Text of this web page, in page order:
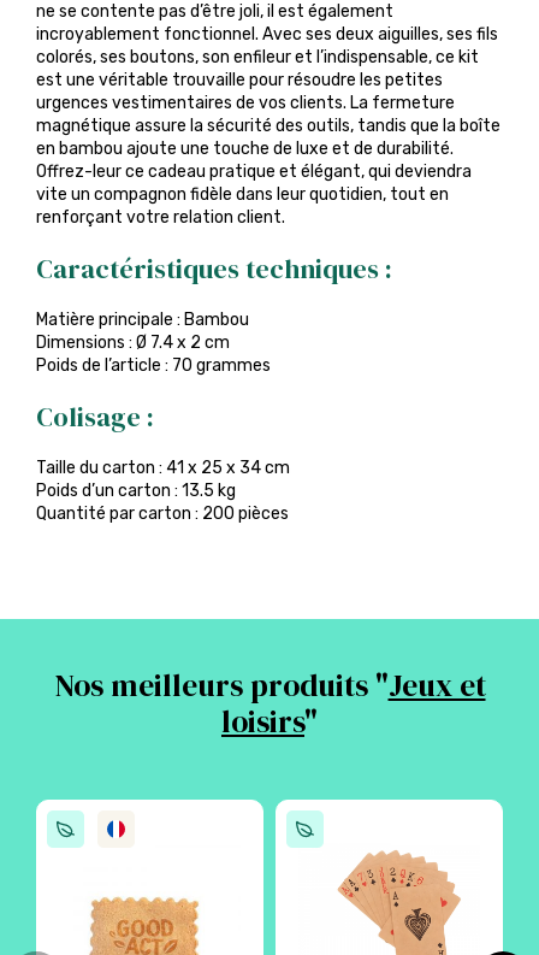
ne se contente pas d’être joli, il est également
incroyablement fonctionnel. Avec ses deux aiguilles, ses fils
colorés, ses boutons, son enfileur et l’indispensable, ce kit
est une véritable trouvaille pour résoudre les petites
urgences vestimentaires de vos clients. La fermeture
magnétique assure la sécurité des outils, tandis que la boîte
en bambou ajoute une touche de luxe et de durabilité.
Offrez-leur ce cadeau pratique et élégant, qui deviendra
vite un compagnon fidèle dans leur quotidien, tout en
renforçant votre relation client.
Caractéristiques techniques :
Matière principale : Bambou
Dimensions : Ø 7.4 x 2 cm
Poids de l’article : 70 grammes
Colisage :
Taille du carton : 41 x 25 x 34 cm
Poids d’un carton : 13.5 kg
Quantité par carton : 200 pièces
Nos meilleurs produits "Jeux et
loisirs"